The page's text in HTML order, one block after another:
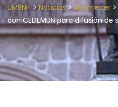
UMSNH>Noticias>Acontecer >
con CEDEMUN para difusión